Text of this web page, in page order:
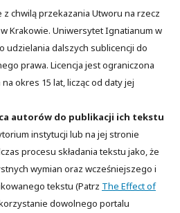
chwilą przekazania Utworu na rzecz
Krakowie. Uniwersytet Ignatianum w
udzielania dalszych sublicencji do
prawa. Licencja jest ograniczona
okres 15 lat, licząc od daty jej
autorów do publikacji ich tekstu
instytucji lub na jej stronie
procesu składania tekstu jako, że
wymian oraz wcześniejszego i
tekstu (Patrz The Effect of
dowolnego portalu